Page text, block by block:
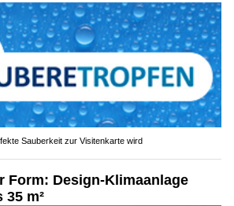
Sauberkeit zur Visitenkarte wird
Form: Design-Klimaanlage
35 m²